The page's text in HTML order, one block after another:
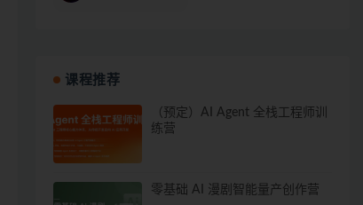
课程推荐
（预定）AI Agent 全栈工程师训
练营
零基础 AI 漫剧智能量产创作营